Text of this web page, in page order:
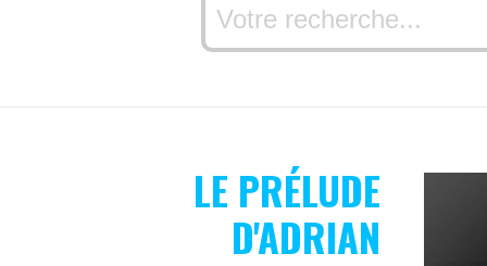
LE PRÉLUDE
D'ADRIAN